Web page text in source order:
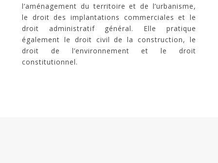
l’aménagement du territoire et de l’urbanisme,
le droit des implantations commerciales et le
droit administratif général. Elle pratique
également le droit civil de la construction, le
droit de l’environnement et le droit
constitutionnel.